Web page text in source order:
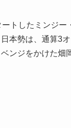
トしたミンジー
本勢は、通算3
ンジをかけた畑